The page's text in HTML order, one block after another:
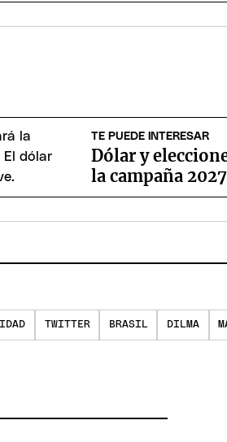
TE PUEDE INTERESAR
Dólar y
la campaña 2027
TWITTER BRASIL DILMA